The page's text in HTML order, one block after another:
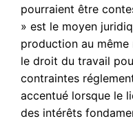
pourraient être
» est le moyen
production au même
le droit du travail
contraintes
accentué lorsque le
des intérêts